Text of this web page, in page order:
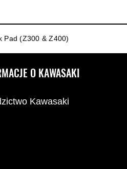
Pad (Z300 & Z400)
O KAWASAKI
Kawasaki